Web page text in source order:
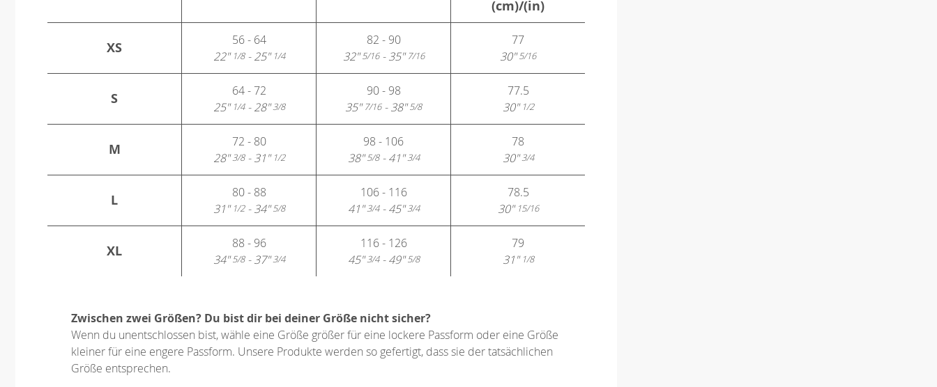
(cm)/(in)
XS
56 - 64
22"1/8- 25"1/4
82 - 90
32"5/16- 35"7/16
77
30"5/16
S
64 - 72
25"1/4- 28"3/8
90 - 98
35"7/16- 38"5/8
77.5
30"1/2
M
72 - 80
28"3/8- 31"1/2
98 - 106
38"5/8- 41"3/4
78
30"3/4
L
80 - 88
31"1/2- 34"5/8
106 - 116
41"3/4- 45"3/4
78.5
30"15/16
XL
88 - 96
34"5/8- 37"3/4
116 - 126
45"3/4- 49"5/8
79
31"1/8
Zwischen zwei Größen? Du bist dir bei deiner Größe nicht sicher?
Wenn du unentschlossen bist, wähle eine Größe größer für eine lockere Passform oder eine Größe
kleiner für eine engere Passform. Unsere Produkte werden so gefertigt, dass sie der tatsächlichen
Größe entsprechen.